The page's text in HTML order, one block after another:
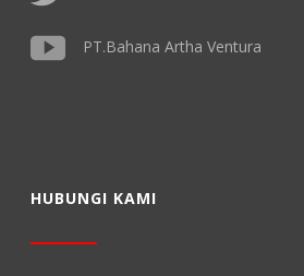
PT.Bahana Artha Ventura
HUBUNGI KAMI